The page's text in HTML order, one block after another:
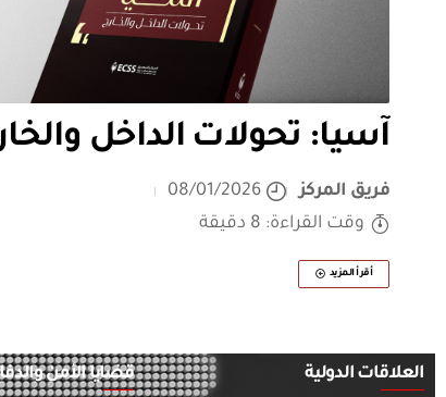
آسيا: تحولات الداخل
فريق المركز
08/01/2026
وقت القراءة: 8 دقيقة
أقرأ المزيد
العلاقات الدولية قضايا الأمن